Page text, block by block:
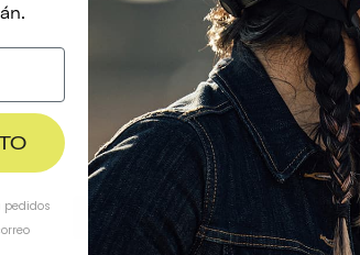
pedidos